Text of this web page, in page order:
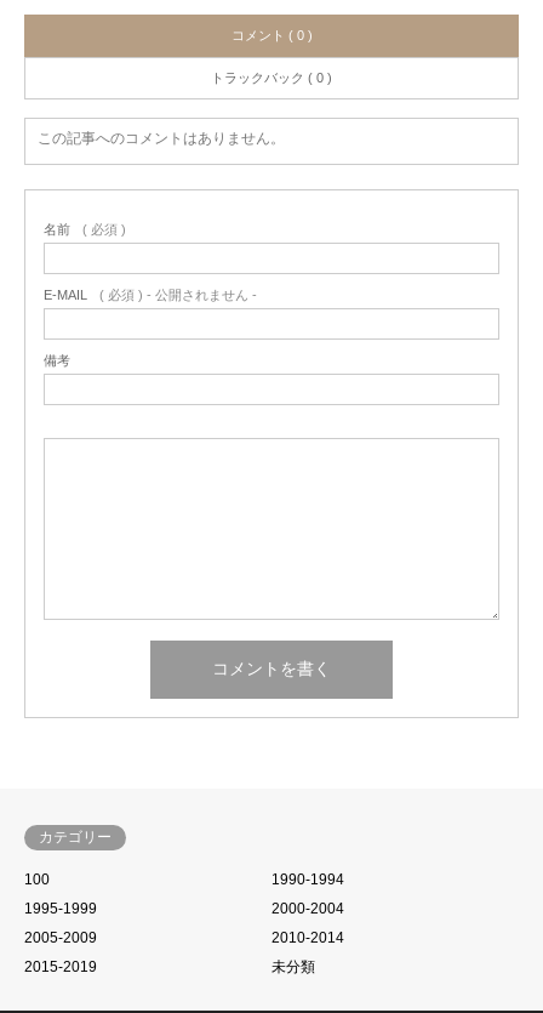
コメント ( 0 )
トラックバック ( 0 )
この記事へのコメントはありません。
名前 ( 必須 )
E-MAIL ( 必須 ) - 公開されません -
備考
カテゴリー
100
1990-1994
1995-1999
2000-2004
2005-2009
2010-2014
2015-2019
未分類